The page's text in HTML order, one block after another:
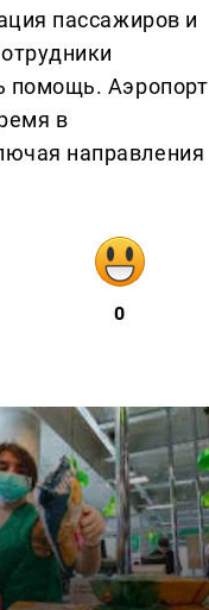
пассажиров и
помощь. Аэропорт
в
направления
0